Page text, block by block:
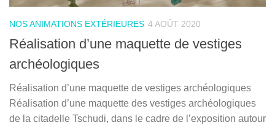
NOS ANIMATIONS EXTÉRIEURES 4 AOÛT 2020
Réalisation d’une maquette de vestiges
archéologiques
Réalisation d’une maquette de vestiges archéologiques
Réalisation d’une maquette des vestiges archéologiques
de la citadelle Tschudi, dans le cadre de l’exposition autour